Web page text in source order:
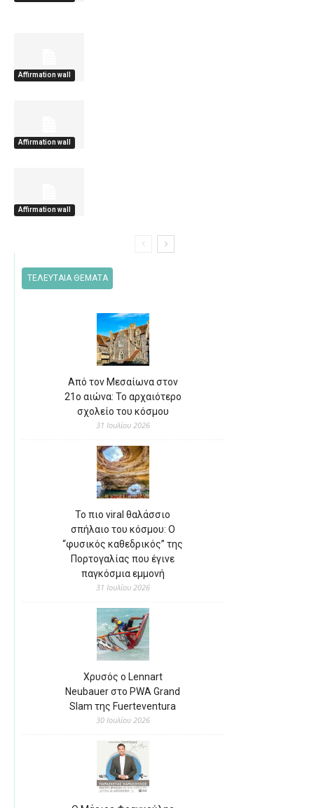
Affirmation wall
Affirmation wall
Affirmation wall
ΤΕΛΕΥΤΑΙΑ ΘΕΜΑΤΑ
Από τον Μεσαίωνα στον
21ο αιώνα: Το αρχαιότερο
σχολείο του κόσμου
31 Ιουλίου 2026
Το πιο viral θαλάσσιο
σπήλαιο του κόσμου: Ο
“φυσικός καθεδρικός” της
Πορτογαλίας που έγινε
παγκόσμια εμμονή
31 Ιουλίου 2026
Χρυσός ο Lennart
Neubauer στο PWA Grand
Slam της Fuerteventura
30 Ιουλίου 2026